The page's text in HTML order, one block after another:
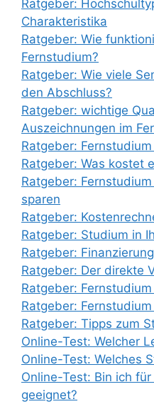
Ratgeber:
Charakteristika
Ratgeber: Wie
Fernstudium?
Ratgeber: Wie viele
den Abschluss?
Ratgeber: wichtige
Auszeichnungen im
Ratgeber:
Ratgeber: Was kostet
Ratgeber:
sparen
Ratgeber:
Ratgeber: Studium in
Ratgeber:
Ratgeber: Der direkte
Ratgeber:
Ratgeber:
Ratgeber: Tipps zum
Online-Test: Welcher
Online-Test: Welches
Online-Test: Bin ich
geeignet?